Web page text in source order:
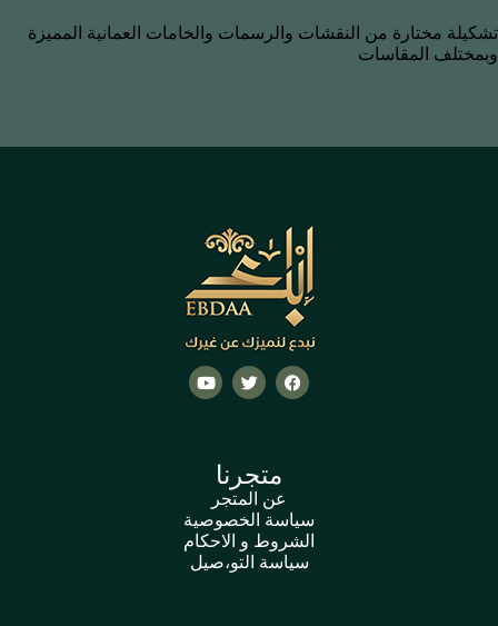
تشكيلة مختارة من النقشات والرسمات والخامات العمانية المميزة
وبمختلف المقاسات
متجرنا
عن المتجر
سياسة الخصوصية
الشروط و الاحكام
سياسة التو،صيل